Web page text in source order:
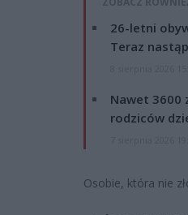
26-letni
Teraz
Nawet 3600
rodziców
Osobie, która nie